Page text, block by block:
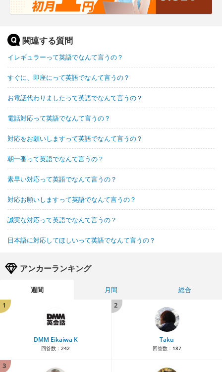
関連する質問
イレギュラーって英語でなんて言うの？
すぐに、即座にって英語でなんて言うの？
お電話代わりましたって英語でなんて言うの？
電話対応って英語でなんて言うの？
対応をお願いしますって英語でなんて言うの？
朝一番って英語でなんて言うの？
素早い対応って英語でなんて言うの？
対応お願いしますって英語でなんて言うの？
誠実な対応って英語でなんて言うの？
日本語に対応してほしいって英語でなんて言うの？
アンカーランキング
週間 月間
総合
1
DMM Eikaiwa K
回答数： 242
2
Taku
回答数： 187
3